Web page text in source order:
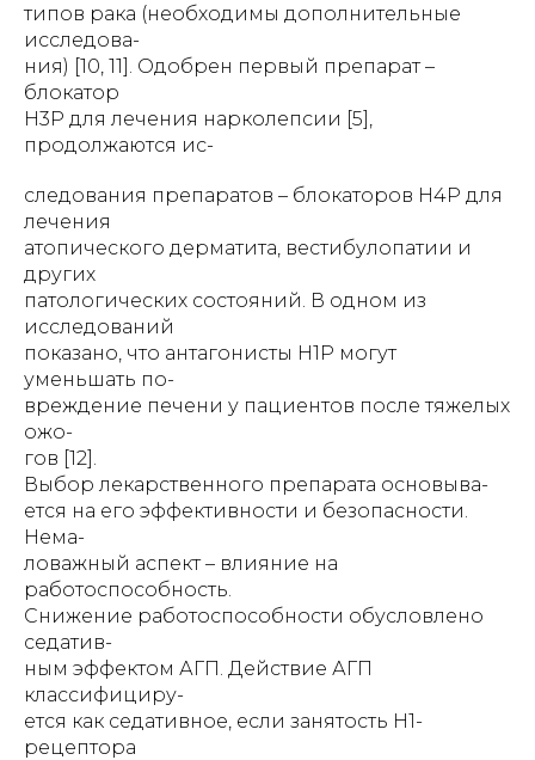
типов рака (необходимы дополнительные
исследова-
ния) [10, 11]. Одобрен первый препарат –
блокатор
Н3Р для лечения нарколепсии [5],
продолжаются ис-
следования препаратов – блокаторов Н4Р для
лечения
атопического дерматита, вестибулопатии и
других
патологических состояний. В одном из
исследований
показано, что антагонисты Н1Р могут
уменьшать по-
вреждение печени у пациентов после тяжелых
ожо-
гов [12].
Выбор лекарственного препарата основыва-
ется на его эффективности и безопасности.
Нема-
ловажный аспект – влияние на
работоспособность.
Снижение работоспособности обусловлено
седатив-
ным эффектом АГП. Действие АГП
классифициру-
ется как седативное, если занятость Н1-
рецептора